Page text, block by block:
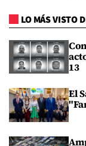
LO MÁS VISTO
13
El